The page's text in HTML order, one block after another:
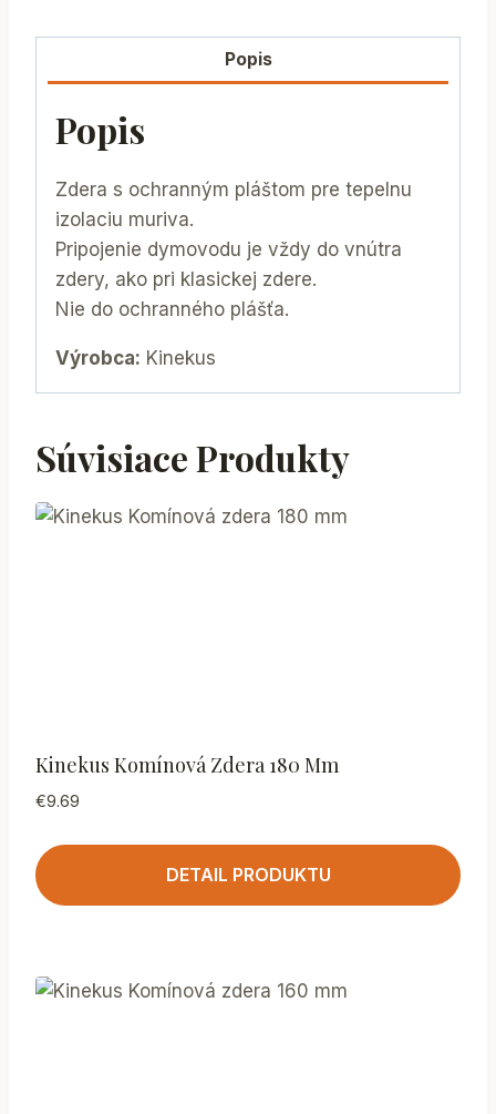
Popis
Popis
Zdera s ochranným pláštom pre tepelnu
izolaciu muriva.
Pripojenie dymovodu je vždy do vnútra
zdery, ako pri klasickej zdere.
Nie do ochranného plášťa.
Výrobca: Kinekus
Súvisiace Produkty
Kinekus Komínová Zdera 180 Mm
€9.69
DETAIL PRODUKTU